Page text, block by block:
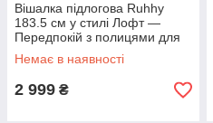
Вішалка підлогова Ruhhy
183.5 см у стилі Лофт —
Передпокій з полицями для
взуття, сидінням (МДФ) та 5
подвійними гачками (Чорна)
Немає в наявності
2 999 ₴